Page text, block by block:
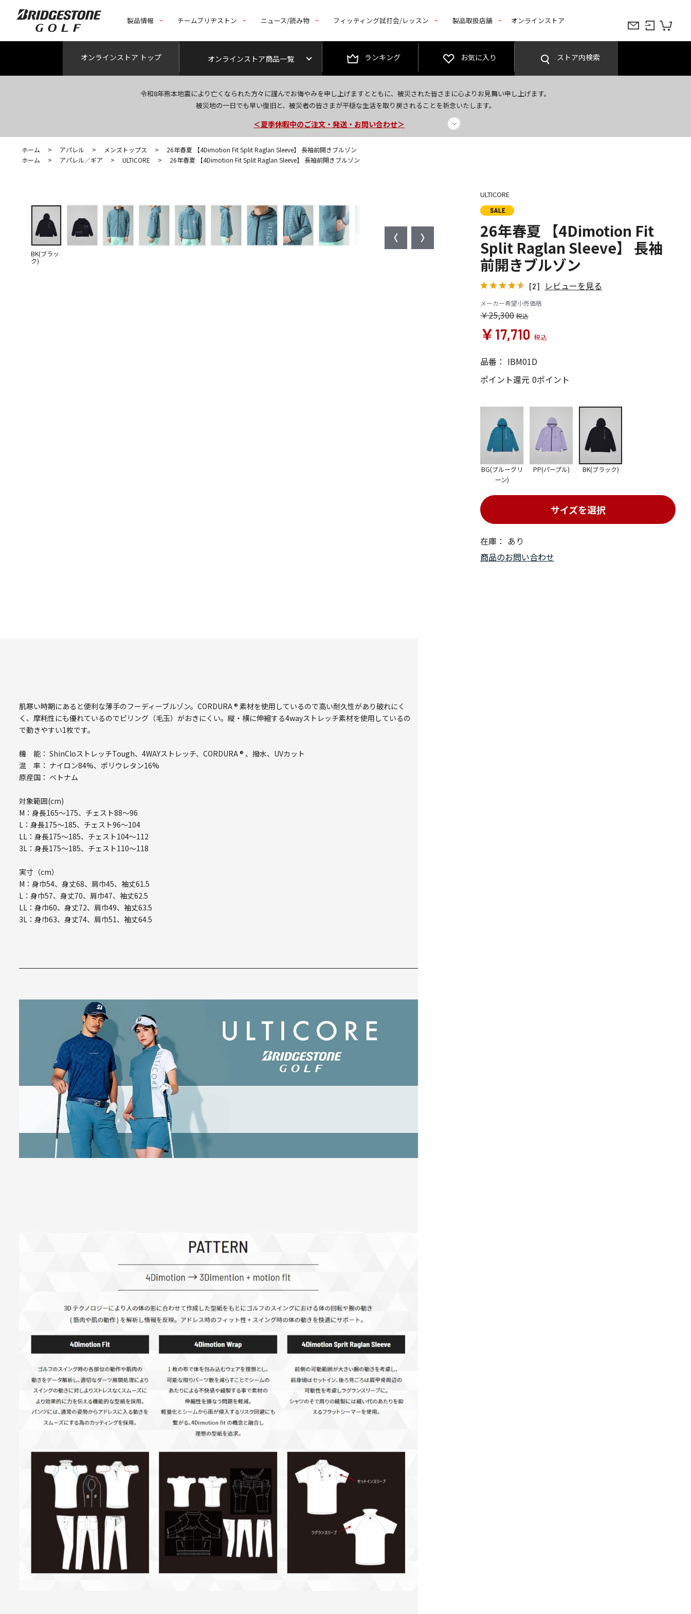
製品情報 チームブリヂストン ニュース/読み物 フィッティング試打会/レッスン 製品取扱店舗 オンラインストア
オンラインストア トップ オンラインストア商品一覧 ランキング お気に入り ストア内検索
令和8年熊本地震により亡くなられた方々に謹んでお悔やみを申し上げますとともに、被災された皆さまに心よりお見舞い申し上げます。
被災地の一日でも早い復旧と、被災者の皆さまが平穏な生活を取り戻されることを祈念いたします。
今なら新規会員登録で1,000円OFFクーポンプレゼント！
＜商品配送に関するお知らせ＞
＜夏季休暇中のご注文・発送・お問い合わせ＞
ホーム > アパレル > メンズトップス >
26年春夏 【4Dimotion Fit Split Raglan Sleeve】 長袖前開きブルゾン
ホーム
> アパレル／ギア > ULTICORE > 26年春夏 【4Dimotion Fit Split Raglan Sleeve】 長袖前開きブルゾン
BK(ブラッ
ク)
ULTICORE
26年春夏 【4Dimotion Fit
Split Raglan Sleeve】 長袖
前開きブルゾン
[2] レビューを見る
メーカー希望小売価格
￥25,300
￥17,710
品番： IBM01D
ポイント還元 0ポイント
在庫： あり
サイズを選択
BG(ブルーグリ
ーン)
PP(パープル) BK(ブラック)
商品のお問い合わせ
肌寒い時期にあると便利な薄手のフーディーブルゾン。CORDURA ® 素材を使用しているので高い耐久性があり破れにく
く、摩耗性にも優れているのでピリング（毛玉）がおきにくい。縦・横に伸縮する4wayストレッチ素材を使用しているの
で動きやすい1枚です。
機 能： ShinCloストレッチTough、4WAYストレッチ、CORDURA ® 、撥水、UVカット
混 率： ナイロン84%、ポリウレタン16%
原産国： ベトナム
対象範囲(cm)
M：身長165～175、チェスト88～96
L：身長175～185、チェスト96～104
LL：身長175～185、チェスト104～112
3L：身長175～185、チェスト110～118
実寸（cm）
M：身巾54、身丈68、肩巾45、袖丈61.5
L：身巾57、身丈70、肩巾47、袖丈62.5
LL：身巾60、身丈72、肩巾49、袖丈63.5
3L：身巾63、身丈74、肩巾51、袖丈64.5